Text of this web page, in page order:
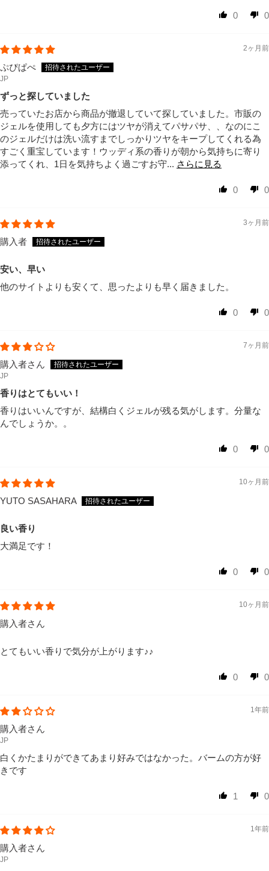
0 0
2ヶ月前
ぷぴぱぺ
JP
ずっと探していました
売っていたお店から商品が撤退していて探していました。市販の
ジェルを使用しても夕方にはツヤが消えてパサパサ、、なのにこ
のジェルだけは洗い流すまでしっかりツヤをキープしてくれる為
すごく重宝しています！ウッディ系の香りが朝から気持ちに寄り
添ってくれ、1日を気持ちよく過ごすお守... さらに見る
0 0
3ヶ月前
購入者
安い、早い
他のサイトよりも安くて、思ったよりも早く届きました。
0 0
7ヶ月前
購入者さん
JP
香りはとてもいい！
香りはいいんですが、結構白くジェルが残る気がします。分量な
んでしょうか。。
0 0
10ヶ月前
YUTO SASAHARA
良い香り
大満足です！
0 0
10ヶ月前
購入者さん
とてもいい香りで気分が上がります♪♪
0 0
1年前
購入者さん
JP
白くかたまりができてあまり好みではなかった。バームの方が好
きです
1 0
1年前
購入者さん
JP